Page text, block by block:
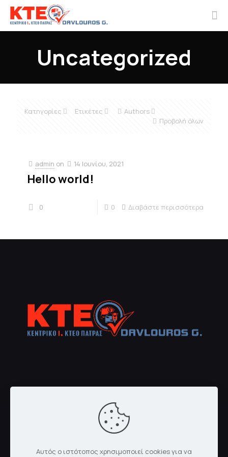
Uncategorized
Κατηγορίες Ετικέτες
Authors
Προβολή όλων
admin on 14 Ιουνίου, 2021
Hello world!
0 0 Διαβάστε περισσότερα
Αυτός ο ιστότοπος χρησιμοποιεί cookies για να